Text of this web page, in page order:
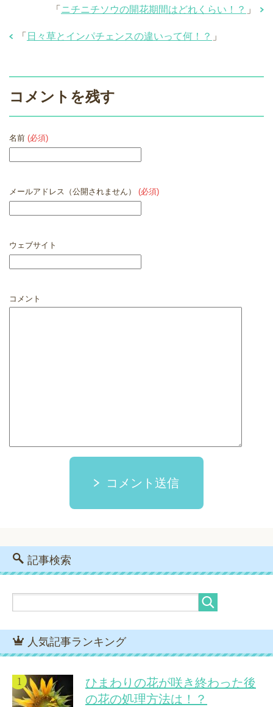
「 ニチニチソウの開花期間はどれくらい！？ 」
「 日々草とインパチェンスの違いって何！？ 」
コメントを残す
名前 (必須)
メールアドレス（公開されません） (必須)
ウェブサイト
コメント
コメント送信
記事検索
人気記事ランキング
ひまわりの花が咲き終わった後
の花の処理方法は！？